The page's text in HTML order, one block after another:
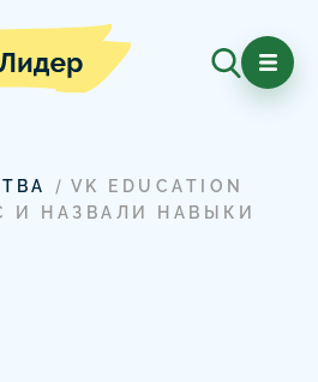
/ VK EDUCATION
И НАЗВАЛИ НАВЫКИ